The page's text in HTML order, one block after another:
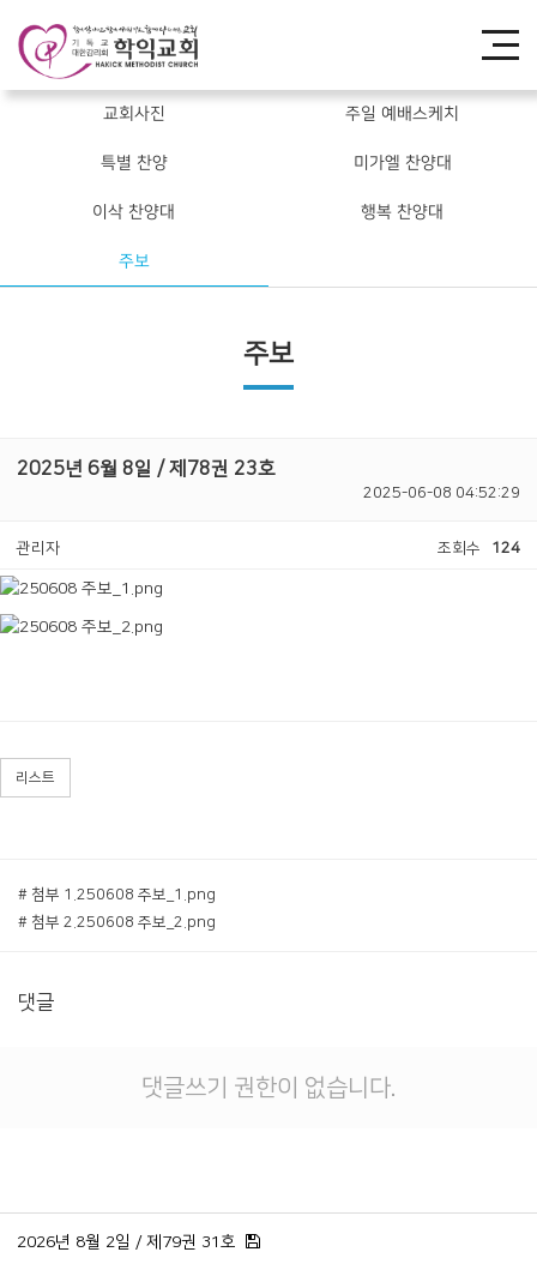
교회사진 주일 예배스케치
특별 찬양 미가엘 찬양대
이삭 찬양대 행복 찬양대
주보
주보
2025년 6월 8일 / 제78권 23호
2025-06-08 04:52:29
관리자 조회수 124
리스트
# 첨부 1.250608 주보_1.png
# 첨부 2.250608 주보_2.png
댓글
댓글쓰기 권한이 없습니다.
2026년 8월 2일 / 제79권 31호